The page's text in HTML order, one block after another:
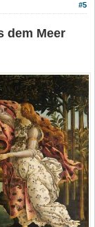
#5
dem Meer